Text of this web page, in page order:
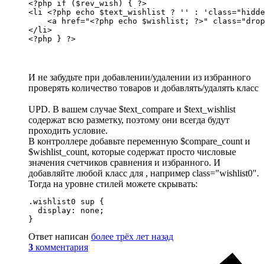
<?php if ($rev_wish) { ?>
<li <?php echo $text_wishlist ? '' :
<a href="<?php echo $wishlist; ?>"
</li>
<?php } ?>
И не забудьте при добавлении/удалении из избранного
проверять количество товаров и добавлять/удалять класс
UPD. В вашем случае $text_compare и $text_wishlist
содержат всю разметку, поэтому они всегда будут
проходить условие.
В контроллере добавьте переменную $compare_count и
$wishlist_count, которые содержат просто числовые
значения счетчиков сравнения и избранного. И
добавляйте любой класс для , например class="wishlist0".
Тогда на уровне стилей можете скрывать:
.wishlist0 sup {
  display: none;
}
Ответ написан более трёх лет назад
3 комментария